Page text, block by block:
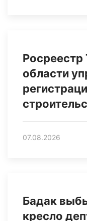
области
07.08.2026
Бадак
кресло